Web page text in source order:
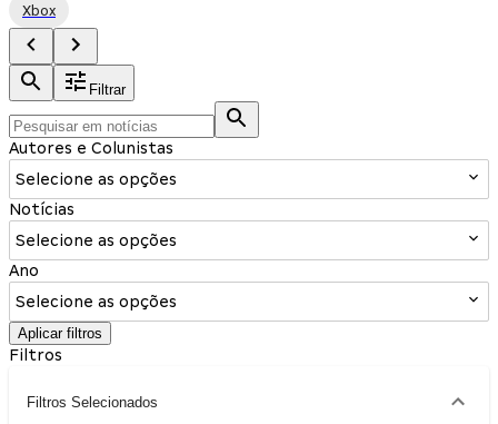
Xbox
Filtrar
Autores e Colunistas
Selecione as opções
Notícias
Selecione as opções
Ano
Selecione as opções
Aplicar filtros
Filtros
Filtros Selecionados